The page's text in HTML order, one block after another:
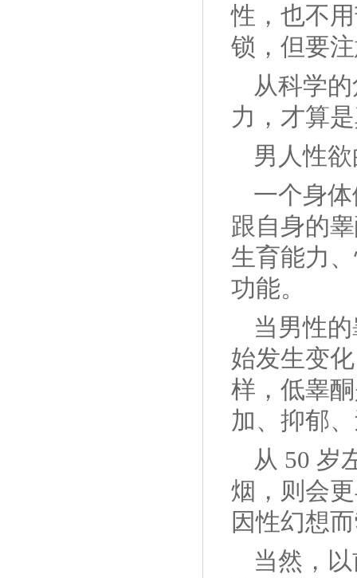
性，也不
锁，但要
从科学
力，才算
男人性
一个身
跟自身的
生育能力
功能。
当男性
始发生变
样，低睾
加、抑郁
从 50 岁
烟，则会
因性幻想
当然，